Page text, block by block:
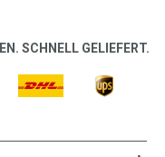
SCHNELL GELIEFERT.